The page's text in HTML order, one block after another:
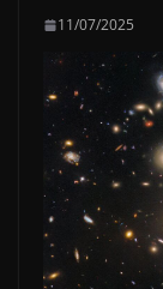
11/07/2025